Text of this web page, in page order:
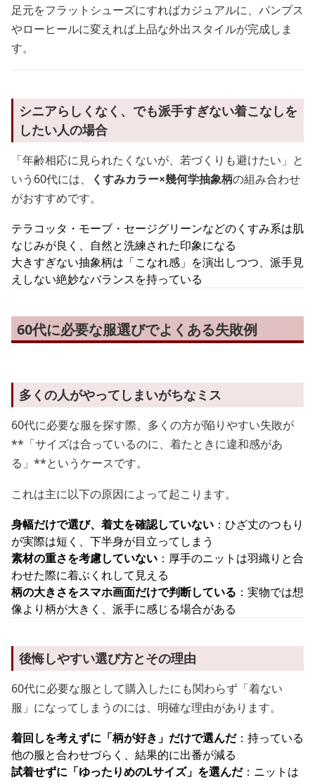
足元をフラットシューズにすればカジュアルに、パンプス
やローヒールに変えれば上品な外出スタイルが完成しま
す。
シニアらしくなく、でも派手すぎない着こなしを
したい人の場合
「年齢相応に見られたくないが、若づくりも避けたい」と
いう60代には、
くすみカラー×幾何学抽象柄の組み合わせ
がおすすめです。
テラコッタ・モーブ・セージグリーンなどのくすみ系は肌
なじみが良く、自然と洗練された印象になる
大きすぎない抽象柄は「こなれ感」を演出しつつ、派手見
えしない絶妙なバランスを持っている
60代に必要な服選びでよくある失敗例
多くの人がやってしまいがちなミス
60代に必要な服を探す際、多くの方が陥りやすい失敗が
**「サイズは合っているのに、着たときに違和感があ
る」**というケースです。
これは主に以下の原因によって起こります。
身幅だけで選び、着丈を確認していない ：ひざ丈のつもり
が実際は短く、下半身が目立ってしまう
素材の重さを考慮していない ：厚手のニットは羽織りと合
わせた際に着ぶくれして見える
柄の大きさをスマホ画面だけで判断している ：実物では想
像より柄が大きく、派手に感じる場合がある
後悔しやすい選び方とその理由
60代に必要な服として購入したにも関わらず「着ない
服」になってしまうのには、明確な理由があります。
着回しを考えずに「柄が好き」だけで選んだ：持っている
他の服と合わせづらく、結果的に出番が減る
試着せずに「ゆったりめのLサイズ」を選んだ：ニットは